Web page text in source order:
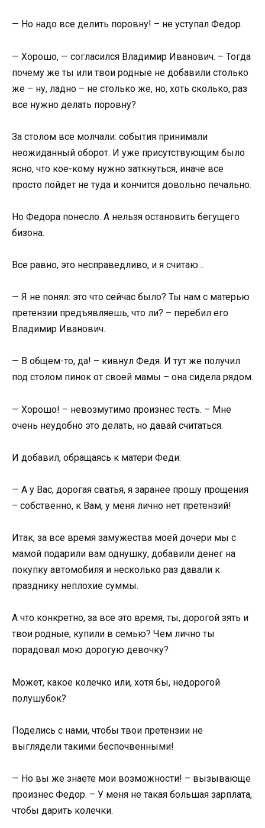
— Но надо все делить поровну! – не уступал Федор.
— Хорошо, — согласился Владимир Иванович. – Тогда
почему же ты или твои родные не добавили столько
же – ну, ладно – не столько же, но, хоть сколько, раз
все нужно делать поровну?
За столом все молчали: события принимали
неожиданный оборот. И уже присутствующим было
ясно, что кое-кому нужно заткнуться, иначе все
просто пойдет не туда и кончится довольно печально.
Но Федора понесло. А нельзя остановить бегущего
бизона.
Все равно, это несправедливо, и я считаю…
— Я не понял: это что сейчас было? Ты нам с матерью
претензии предъявляешь, что ли? – перебил его
Владимир Иванович.
— В общем-то, да! – кивнул Федя. И тут же получил
под столом пинок от своей мамы – она сидела рядом.
— Хорошо! – невозмутимо произнес тесть. – Мне
очень неудобно это делать, но давай считаться.
И добавил, обращаясь к матери Феди:
— А у Вас, дорогая сватья, я заранее прошу прощения
– собственно, к Вам, у меня лично нет претензий!
Итак, за все время замужества моей дочери мы с
мамой подарили вам однушку, добавили денег на
покупку автомобиля и несколько раз давали к
празднику неплохие суммы.
А что конкретно, за все это время, ты, дорогой зять и
твои родные, купили в семью? Чем лично ты
порадовал мою дорогую девочку?
Может, какое колечко или, хотя бы, недорогой
полушубок?
Поделись с нами, чтобы твои претензии не
выглядели такими беспочвенными!
— Но вы же знаете мои возможности! – вызывающе
произнес Федор. – У меня не такая большая зарплата,
чтобы дарить колечки.